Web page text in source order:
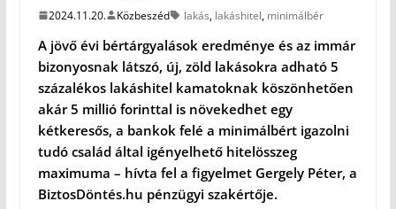
2024.11.20. Közbeszéd lakás, lakáshitel, minimálbér
A jövő évi bértárgyalások eredménye és az immár
bizonyosnak látszó, új, zöld lakásokra adható 5
százalékos lakáshitel kamatoknak köszönhetően
akár 5 millió forinttal is növekedhet egy
kétkeresős, a bankok felé a minimálbért igazolni
tudó család által igényelhető hitelösszeg
maximuma – hívta fel a figyelmet Gergely Péter, a
BiztosDöntés.hu pénzügyi szakértője.